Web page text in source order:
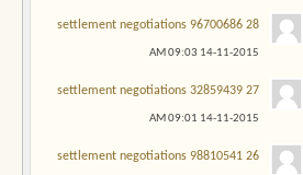
28 settlement negotiations 96700686
14-11-2015
09:03 AM
27 settlement negotiations 32859439
14-11-2015
09:01 AM
26 settlement negotiations 98810541